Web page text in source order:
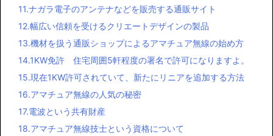
11.ナガラ電子のアンテナなどを販売する通販サイト
12.幅広い信頼を受けるクリエートデザインの製品
13.機材を扱う通販ショップによるアマチュア無線の始め方
14.1KW免許 住宅周囲5軒程度の署名で許可になりますよ。
15.現在1KW許可されていて、新たにリニアを追加する方法
16.アマチュア無線の人気の秘密
17.電波という共有財産
18.アマチュア無線技士という資格について